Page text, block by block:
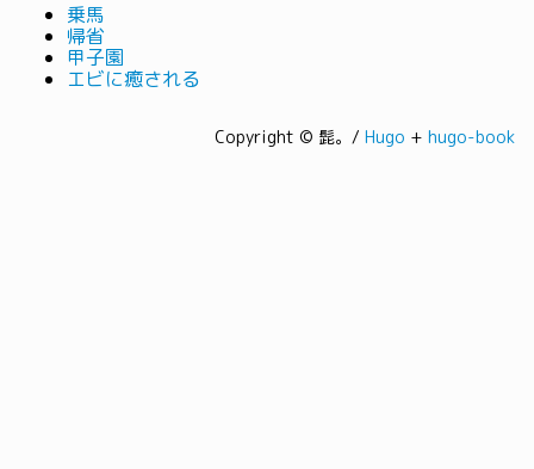
乗馬
帰省
甲子園
エビに癒される
Copyright © 髭。/ Hugo + hugo-book